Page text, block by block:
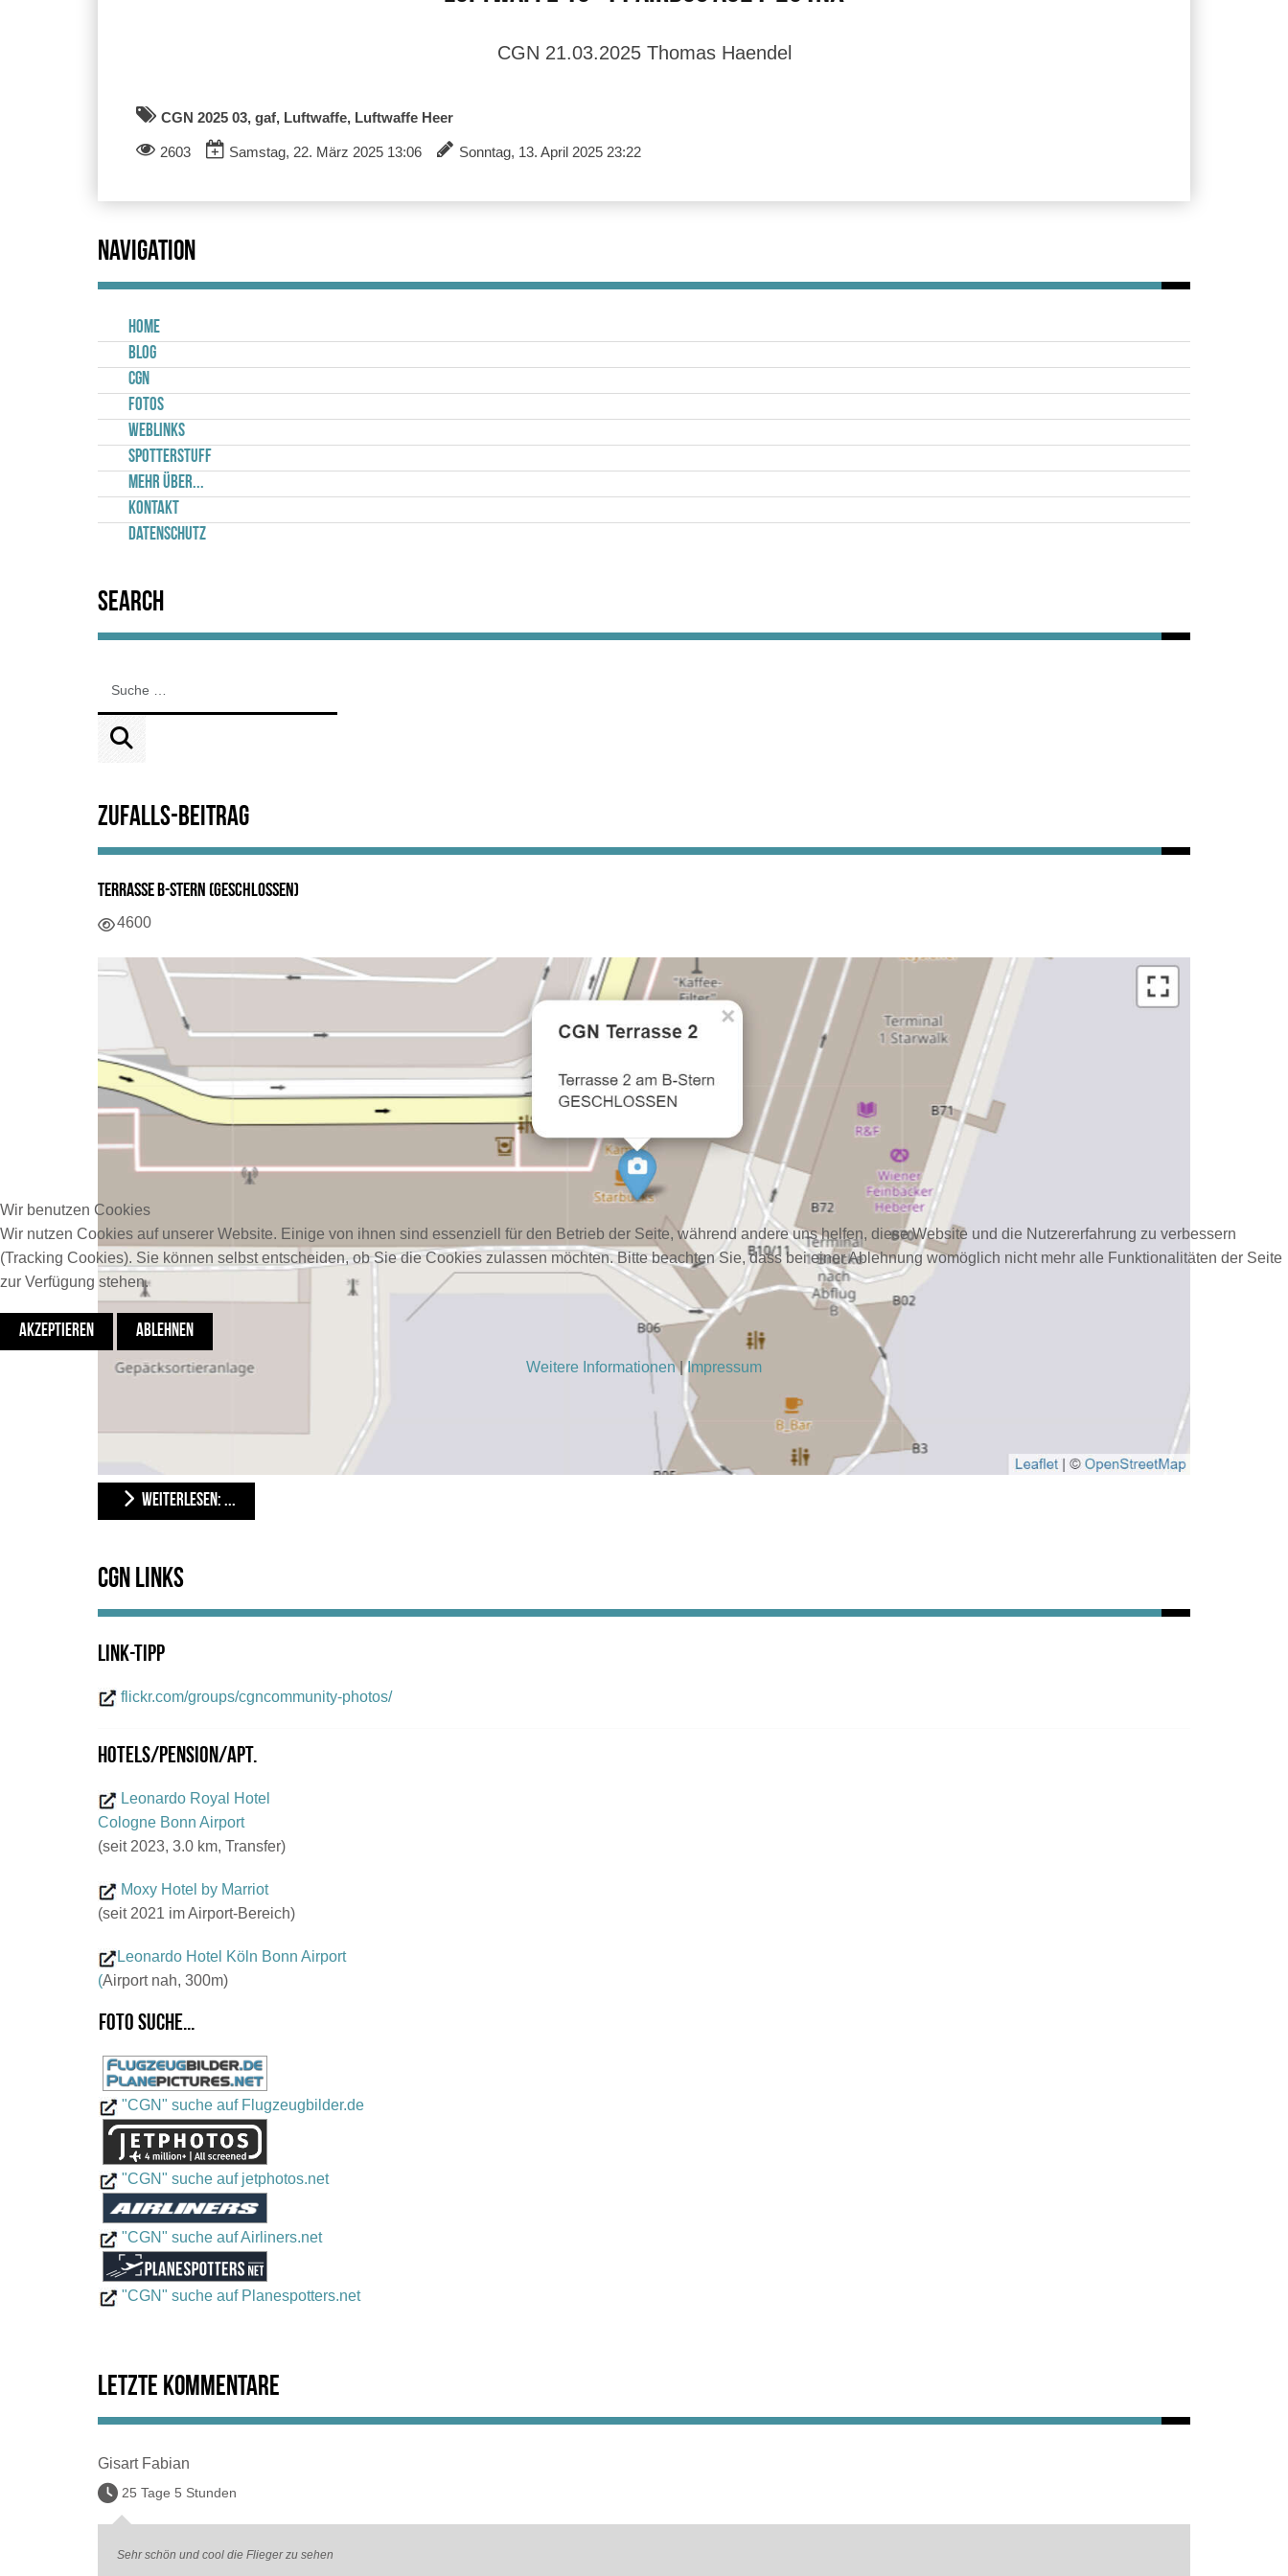
CGN 21.03.2025 Thomas Haendel
CGN 2025 03, gaf, Luftwaffe, Luftwaffe Heer
2603 Samstag, 22. März 2025 13:06 Sonntag, 13. April 2025 23:22
Navigation
Home
Blog
CGN
Fotos
Weblinks
Spotterstuff
Mehr über...
Kontakt
Datenschutz
Search
Zufalls-Beitrag
Terrasse B-Stern (Geschlossen)
Details
4600
WEITERLESEN: ...
CGN Links
Link-Tipp
flickr.com/groups/cgncommunity-photos/
Hotels/Pension/Apt.
Leonardo Royal Hotel
Cologne Bonn Airport
(seit 2023, 3.0 km, Transfer)
Moxy Hotel by Marriot
(seit 2021 im Airport-Bereich)
Leonardo Hotel Köln Bonn Airport
(Airport nah, 300m)
Foto suche...
"CGN" suche auf Flugzeugbilder.de
"CGN" suche auf jetphotos.net
"CGN" suche auf Airliners.net
"CGN" suche auf Planespotters.net
Letzte Kommentare
Gisart Fabian
25 Tage 5 Stunden
Sehr schön und cool die Flieger zu sehen
Wir benutzen Cookies
Wir nutzen Cookies auf unserer Website. Einige von ihnen sind essenziell für den Betrieb der Seite, während andere uns helfen, diese Website und die Nutzererfahrung zu verbessern
(Tracking Cookies). Sie können selbst entscheiden, ob Sie die Cookies zulassen möchten. Bitte beachten Sie, dass bei einer Ablehnung womöglich nicht mehr alle Funktionalitäten der Seite
zur Verfügung stehen.
AKZEPTIEREN ABLEHNEN
Weitere Informationen|Impressum